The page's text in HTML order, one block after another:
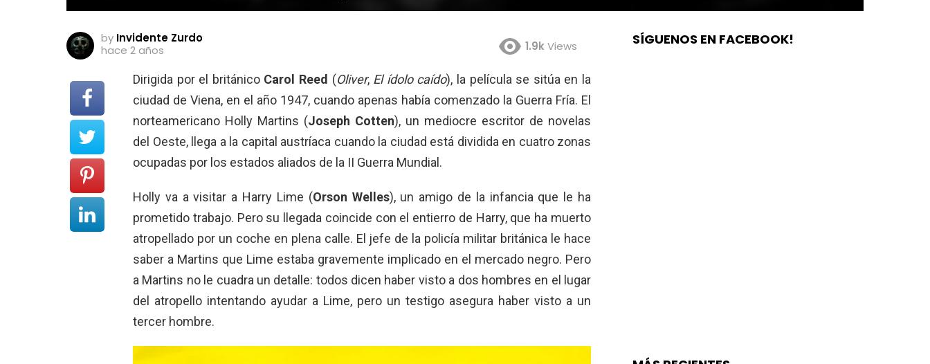
by Invidente Zurdo
hace 2 años
1.9kViews
Dirigida por el británico Carol Reed (Oliver,El ídolo caído), la película se sitúa en la
ciudad de Viena, en el año 1947, cuando apenas había comenzado la Guerra Fría. El
norteamericano Holly Martins (Joseph Cotten), un mediocre escritor de novelas
del Oeste, llega a la capital austríaca cuando la ciudad está dividida en cuatro zonas
ocupadas por los estados aliados de la II Guerra Mundial.
Holly va a visitar a Harry Lime (Orson Welles), un amigo de la infancia que le ha
prometido trabajo. Pero su llegada coincide con el entierro de Harry, que ha muerto
atropellado por un coche en plena calle. El jefe de la policía militar británica le hace
saber a Martins que Lime estaba gravemente implicado en el mercado negro. Pero
a Martins no le cuadra un detalle: todos dicen haber visto a dos hombres en el lugar
del atropello intentando ayudar a Lime, pero un testigo asegura haber visto a un
tercer hombre.
SÍGUENOS EN FACEBOOK!